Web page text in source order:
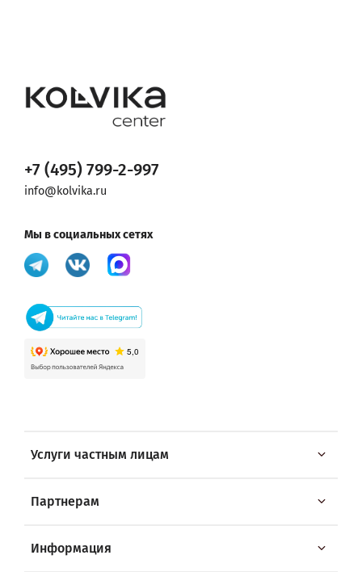
Услуги частным лицам
Партнерам
Информация
+7 (495) 799-2-997
info@kolvika.ru
Мы в социальных сетях